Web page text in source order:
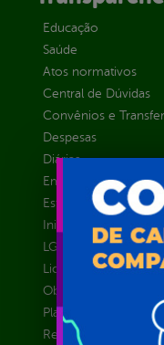
Educação
Saúde
Atos normativos
Central de Dúvidas
Convênios e
Despesas
Diárias
Emendas
Estrutura
Inicio
LGPD e Governo
Licitações e
Obras Públicas
Planejamento e
Receitas